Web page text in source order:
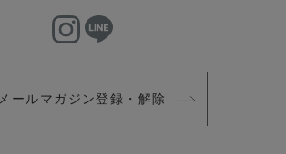
メールマガジン登録・解除